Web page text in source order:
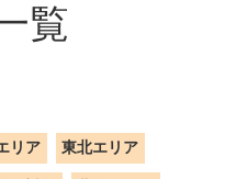
覧
リア 東北エリア